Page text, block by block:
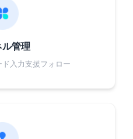
管理
入力支援フォロー